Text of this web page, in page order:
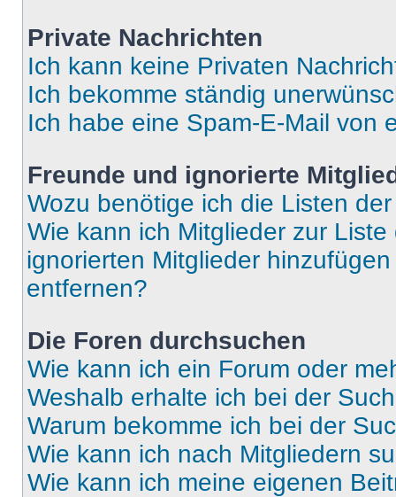
Private Nachrichten
Ich kann keine Privaten
Ich bekomme ständig
Ich habe eine Spam-E-Mail von
Freunde und ignorierte
Wozu benötige ich die Listen
Wie kann ich Mitglieder zur
ignorierten Mitglieder
entfernen?
Die Foren durchsuchen
Wie kann ich ein Forum oder
Weshalb erhalte ich bei der
Warum bekomme ich bei der
Wie kann ich nach Mitgliedern
Wie kann ich meine eigenen